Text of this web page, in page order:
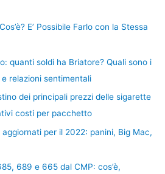
E’ Possibile Farlo con la Stessa
quanti soldi ha Briatore? Quali sono i
relazioni sentimentali
dei principali prezzi delle sigarette
costi per pacchetto
aggiornati per il 2022: panini, Big Mac,
689 e 665 dal CMP: cos’è,